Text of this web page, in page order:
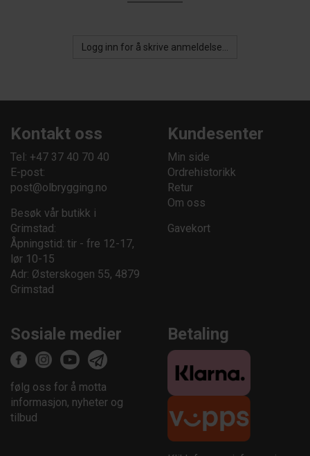
Logg inn for å skrive anmeldelse...
Kontakt oss
Tel: +47 37 40 70 40
E-post:
post@olbrygging.no
Besøk vår butikk i
Grimstad:
Åpningstid: tir - fre 12-17,
lør 10-15
Adr: Østerskogen 55, 4879
Grimstad
Kundesenter
Min side
Ordrehistorikk
Retur
Om oss
Gavekort
Sosiale medier
følg oss for å motta
informasjon, nyheter og
tilbud
Betaling